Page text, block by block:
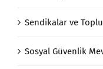
Sendikalar ve
Sosyal Güvenlik